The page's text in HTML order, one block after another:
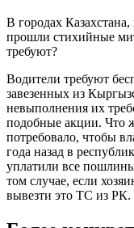
В городах
прошли стихийные
требуют?
Водители требуют
завезенных из
невыполнения их
подобные акции. Что
потребовало, чтобы
года назад в
уплатили все
том случае, если
вывезти это ТС из РК.